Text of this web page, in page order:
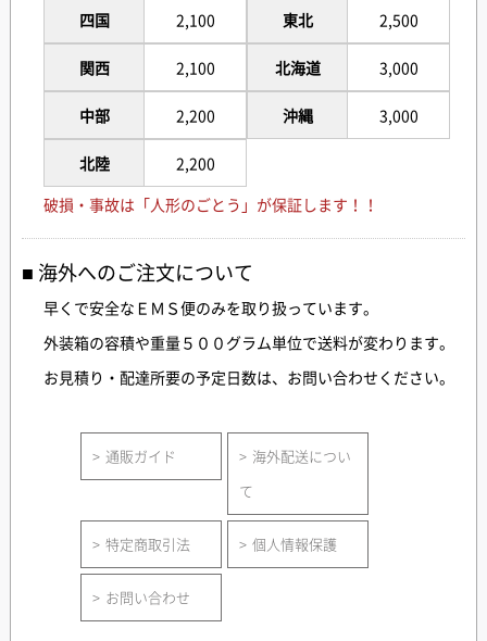
四国
関西
中部
北陸
2,100
2,100
2,200
2,200
東北
北海道
沖縄
2,500
3,000
3,000
破損・事故は「人形のごとう」が保証します！！
海外へのご注文について
早くで安全なＥＭＳ便のみを取り扱っています。
外装箱の容積や重量５００グラム単位で送料が変わります。
お見積り・配達所要の予定日数は、お問い合わせください。
通販ガイド
海外配送につい
て
特定商取引法 個人情報保護
お問い合わせ